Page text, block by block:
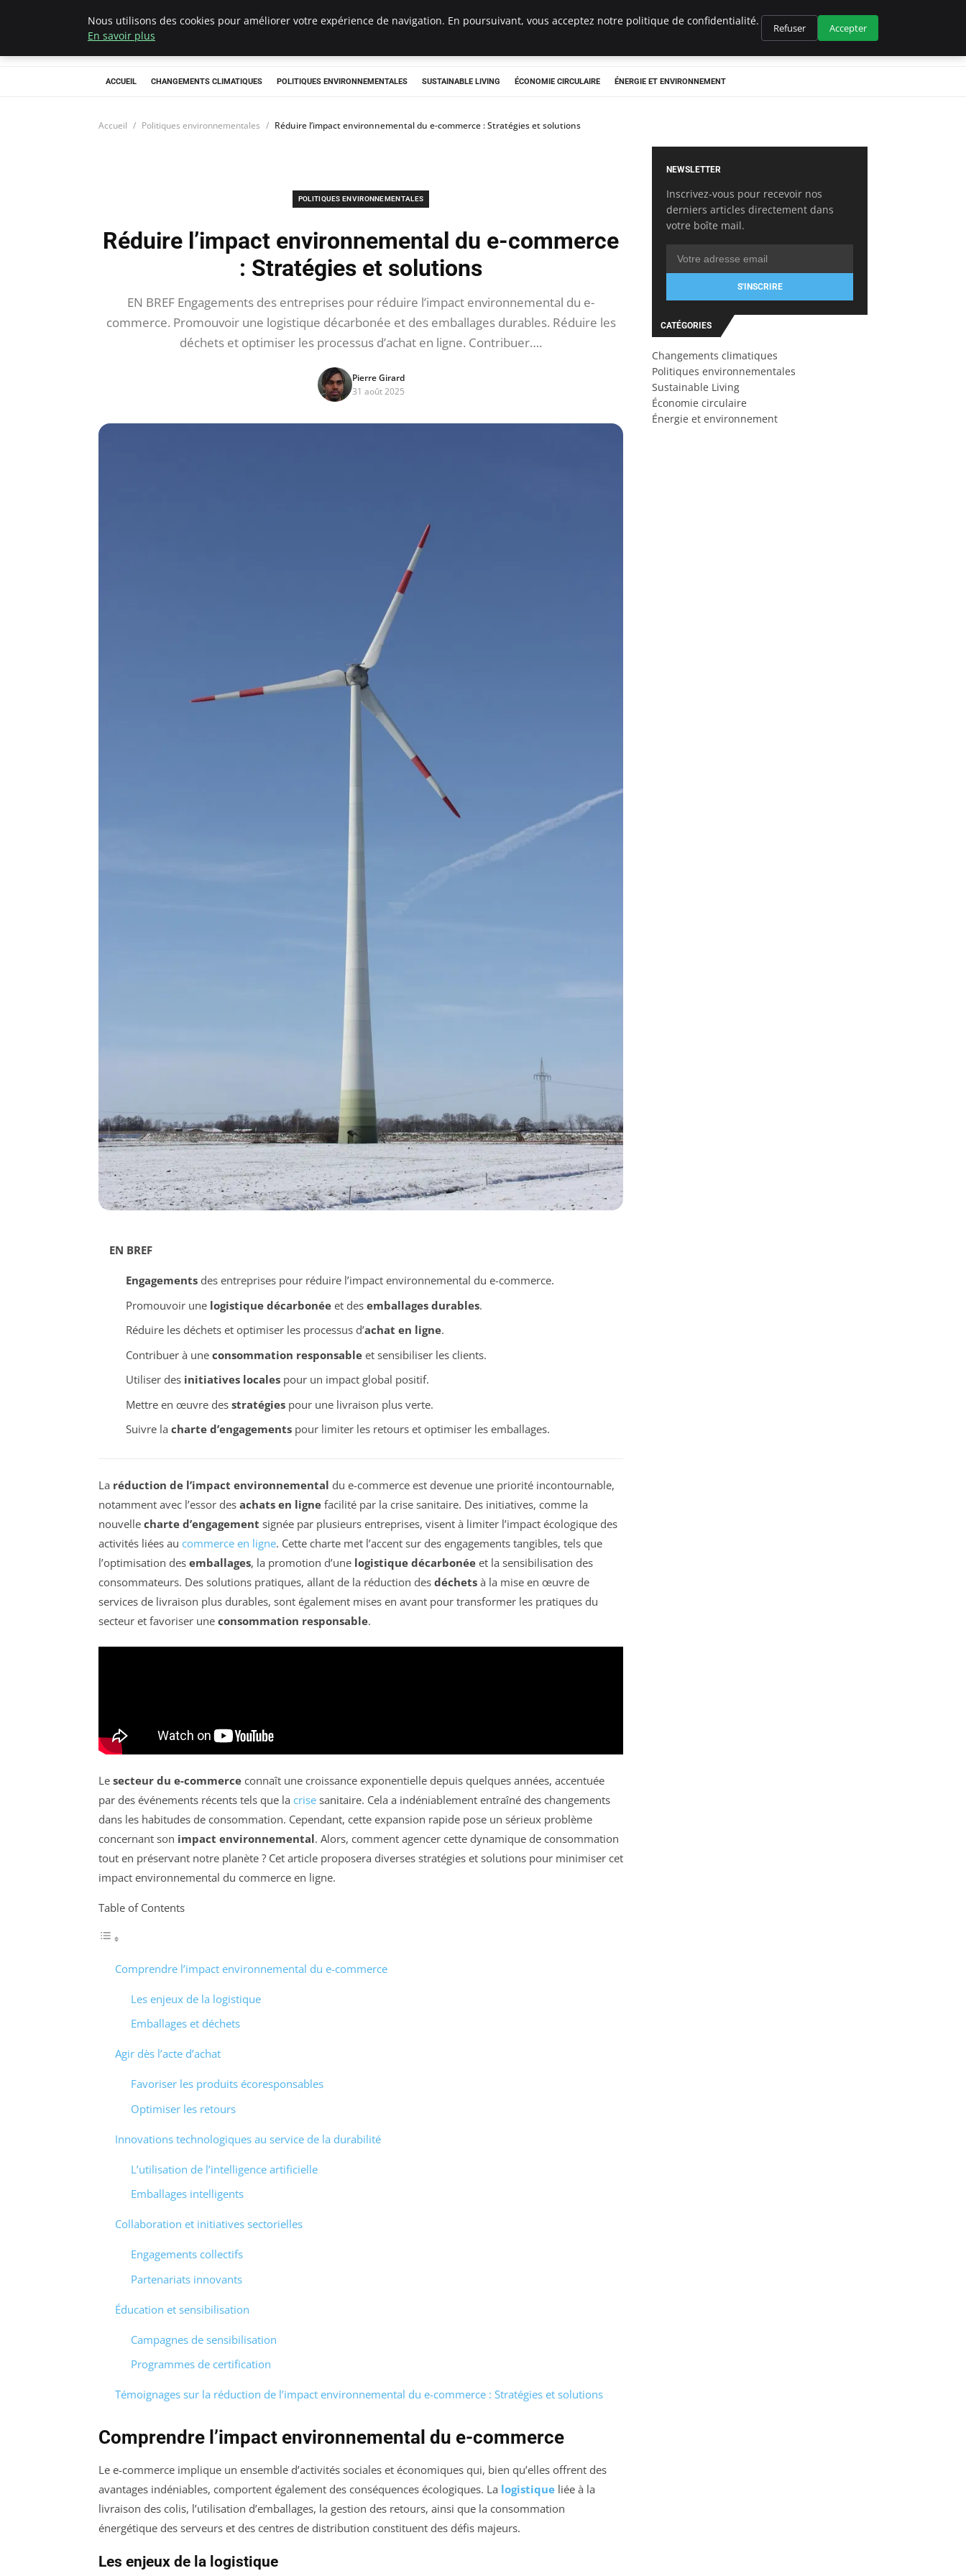
Climategatecountryclub.com
ACCUEIL CHANGEMENTS CLIMATIQUES POLITIQUES ENVIRONNEMENTALES SUSTAINABLE LIVING ÉCONOMIE CIRCULAIRE ÉNERGIE ET ENVIRONNEMENT
Accueil Politiques environnementales Réduire l’impact environnemental du e-commerce : Stratégies et solutions
POLITIQUES ENVIRONNEMENTALES
Réduire l’impact environnemental du e-commerce
: Stratégies et solutions
EN BREF Engagements des entreprises pour réduire l’impact environnemental du e-
commerce. Promouvoir une logistique décarbonée et des emballages durables. Réduire les
déchets et optimiser les processus d’achat en ligne. Contribuer….
Pierre Girard
31 août 2025
EN BREF
Engagementsdes entreprises pour réduire l’impact environnemental du e-commerce.
Promouvoir une logistique décarbonéeet des emballages durables.
Réduire les déchets et optimiser les processus d’achat en ligne.
Contribuer à une consommation responsableet sensibiliser les clients.
Utiliser des initiatives localespour un impact global positif.
Mettre en œuvre des stratégiespour une livraison plus verte.
Suivre la charte d’engagementspour limiter les retours et optimiser les emballages.
La réduction de l’impact environnemental du e-commerce est devenue une priorité incontournable,
notamment avec l’essor des achats en ligne facilité par la crise sanitaire. Des initiatives, comme la
nouvelle charte d’engagement signée par plusieurs entreprises, visent à limiter l’impact écologique des
activités liées au commerce en ligne. Cette charte met l’accent sur des engagements tangibles, tels que
l’optimisation des emballages, la promotion d’une logistique décarbonée et la sensibilisation des
consommateurs. Des solutions pratiques, allant de la réduction des déchets à la mise en œuvre de
services de livraison plus durables, sont également mises en avant pour transformer les pratiques du
secteur et favoriser une consommation responsable.
Le secteur du e-commerce connaît une croissance exponentielle depuis quelques années, accentuée
par des événements récents tels que la crise sanitaire. Cela a indéniablement entraîné des changements
dans les habitudes de consommation. Cependant, cette expansion rapide pose un sérieux problème
concernant son impact environnemental. Alors, comment agencer cette dynamique de consommation
tout en préservant notre planète ? Cet article proposera diverses stratégies et solutions pour minimiser cet
impact environnemental du commerce en ligne.
Table of Contents
Comprendre l’impact environnemental du e-commerce
Les enjeux de la logistique
Emballages et déchets
Agir dès l’acte d’achat
Favoriser les produits écoresponsables
Optimiser les retours
Innovations technologiques au service de la durabilité
L’utilisation de l’intelligence artificielle
Emballages intelligents
Collaboration et initiatives sectorielles
Engagements collectifs
Partenariats innovants
Éducation et sensibilisation
Campagnes de sensibilisation
Programmes de certification
Témoignages sur la réduction de l’impact environnemental du e-commerce : Stratégies et solutions
Comprendre l’impact environnemental du e-commerce
Le e-commerce implique un ensemble d’activités sociales et économiques qui, bien qu’elles offrent des
avantages indéniables, comportent également des conséquences écologiques. La logistique liée à la
livraison des colis, l’utilisation d’emballages, la gestion des retours, ainsi que la consommation
énergétique des serveurs et des centres de distribution constituent des défis majeurs.
Les enjeux de la logistique
NEWSLETTER
Inscrivez-vous pour recevoir nos
derniers articles directement dans
votre boîte mail.
S'INSCRIRE
CATÉGORIES
Changements climatiques
Politiques environnementales
Sustainable Living
Économie circulaire
Énergie et environnement
Nous utilisons des cookies pour améliorer votre expérience de navigation. En poursuivant, vous acceptez notre politique de confidentialité.
En savoir plus
Refuser Accepter